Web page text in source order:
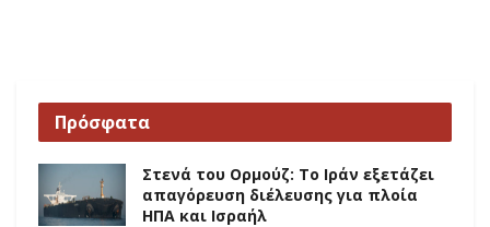
Πρόσφατα
Στενά του Ορμούζ: Το Ιράν εξετάζει
απαγόρευση διέλευσης για πλοία
ΗΠΑ και Ισραήλ